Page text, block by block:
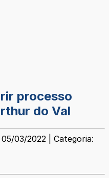
processo
do Val
03/2022 | Categoria: